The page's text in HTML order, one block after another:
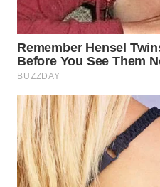
SAMOSIR
WN
PADANG
LAWAS
WN
SUMEDANG
WN
CIANJUR